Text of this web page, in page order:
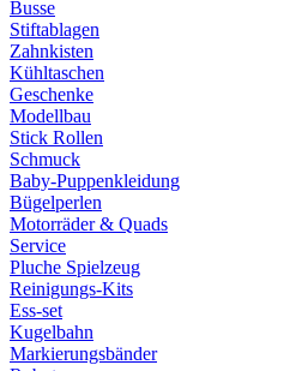
Busse
Stiftablagen
Zahnkisten
Kühltaschen
Geschenke
Modellbau
Stick Rollen
Schmuck
Baby-Puppenkleidung
Bügelperlen
Motorräder & Quads
Service
Pluche Spielzeug
Reinigungs-Kits
Ess-set
Kugelbahn
Markierungsbänder